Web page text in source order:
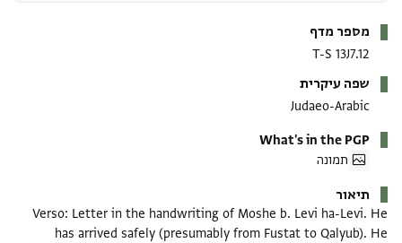
מספר מדף
T-S 13J7.12
שפה עיקרית
Judaeo-Arabic
What's in the PGP
תמונה
תיאור
Verso: Letter in the handwriting of Moshe b. Levi ha-Levi. He
has arrived safely (presumably from Fustat to Qalyub). He